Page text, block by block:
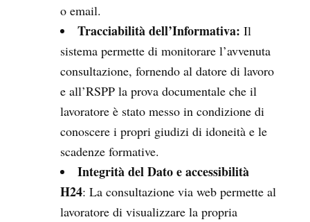
o email.
Tracciabilità dell’Informativa: Il
sistema permette di monitorare l’avvenuta
consultazione, fornendo al datore di lavoro
e all’RSPP la prova documentale che il
lavoratore è stato messo in condizione di
conoscere i propri giudizi di idoneità e le
scadenze formative.
Integrità del Dato e accessibilità
H24: La consultazione via web permette al
lavoratore di visualizzare la propria